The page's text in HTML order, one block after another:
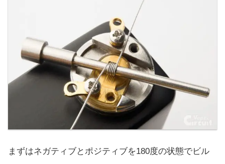
まずはネガティブとポジティブを180度の状態でビル